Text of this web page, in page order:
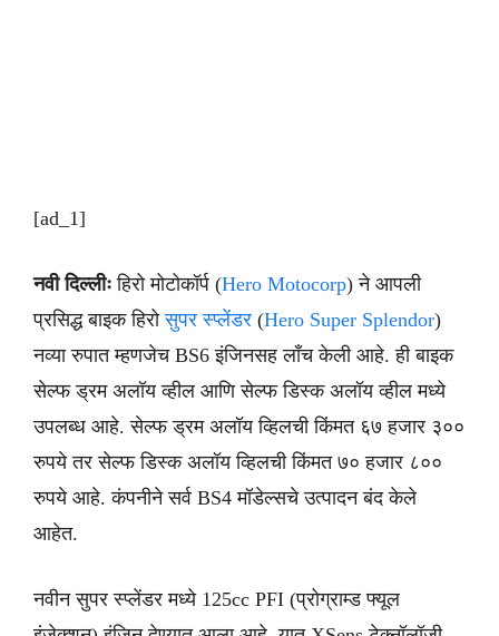
[ad_1]
नवी दिल्लीःहिरो मोटोकॉर्प (Hero Motocorp) ने आपली
प्रसिद्ध बाइक हिरोसुपर स्प्लेंडर (Hero Super Splendor)
नव्या रुपात म्हणजेच BS6 इंजिनसह लाँच केली आहे. ही बाइक
सेल्फ ड्रम अलॉय व्हील आणि सेल्फ डिस्क अलॉय व्हील मध्ये
उपलब्ध आहे. सेल्फ ड्रम अलॉय व्हिलची किंमत ६७ हजार ३००
रुपये तर सेल्फ डिस्क अलॉय व्हिलची किंमत ७० हजार ८००
रुपये आहे. कंपनीने सर्व BS4 मॉडेल्सचे उत्पादन बंद केले
आहेत.
नवीन सुपर स्प्लेंडर मध्ये 125cc PFI (प्रोग्राम्ड फ्यूल